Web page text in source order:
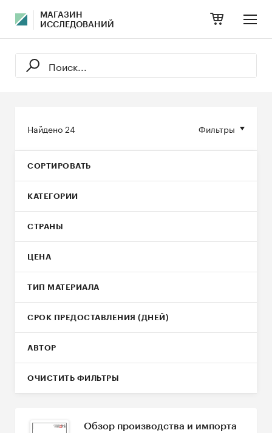
МАГАЗИН
ИССЛЕДОВАНИЙ
Фильтры
Найдено24
СОРТИРОВАТЬ
КАТЕГОРИИ
СТРАНЫ
ЦЕНА
ТИП МАТЕРИАЛА
СРОК ПРЕДОСТАВЛЕНИЯ (ДНЕЙ)
АВТОР
ОЧИСТИТЬ ФИЛЬТРЫ
Обзор производства и импорта